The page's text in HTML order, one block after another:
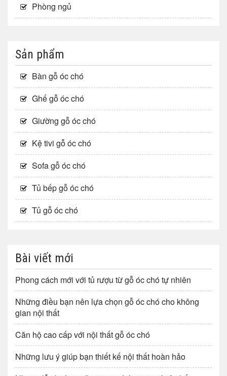
Phòng ngủ
Sản phẩm
Bàn gỗ óc chó
Ghế gỗ óc chó
Giường gỗ óc chó
Kệ tivi gỗ óc chó
Sofa gỗ óc chó
Tủ bếp gỗ óc chó
Tủ gỗ óc chó
Bài viết mới
Phong cách mới với tủ rượu từ gỗ óc chó tự nhiên
Những điều bạn nên lựa chọn gỗ óc chó cho không
gian nội thất
Căn hộ cao cấp với nội thất gỗ óc chó
Những lưu ý giúp bạn thiết kế nội thất hoàn hảo